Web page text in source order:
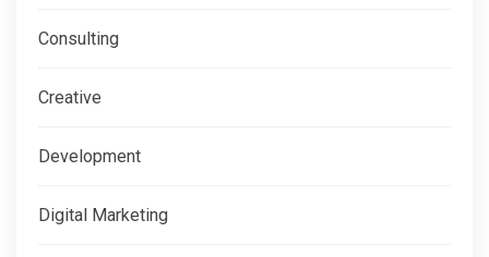
Consulting
Creative
Development
Digital Marketing